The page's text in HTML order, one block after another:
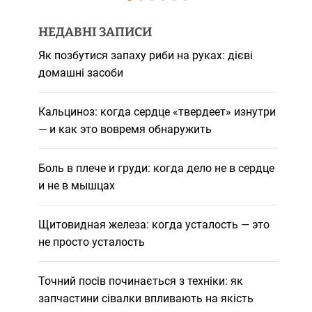
НЕДАВНІ ЗАПИСИ
Як позбутися запаху риби на руках: дієві
домашні засоби
Кальциноз: когда сердце «твердеет» изнутри
— и как это вовремя обнаружить
Боль в плече и груди: когда дело не в сердце
и не в мышцах
Щитовидная железа: когда усталость — это
не просто усталость
Точний посів починається з техніки: як
запчастини сівалки впливають на якість